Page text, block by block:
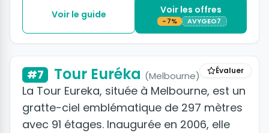
Voir le guide Voir les offres
-7% AVYGEO7
Évaluer
#7 Tour Euréka (Melbourne)
La Tour Eureka, située à Melbourne, est un
gratte-ciel emblématique de 297 mètres
avec 91 étages. Inaugurée en 2006, elle